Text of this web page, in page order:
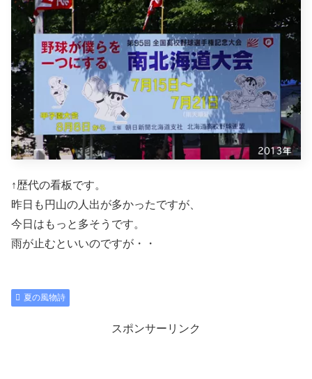
↑歴代の看板です。
昨日も円山の人出が多かったですが、
今日はもっと多そうです。
雨が止むといいのですが・・
夏の風物詩
スポンサーリンク